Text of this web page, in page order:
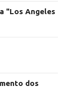
"Los Angeles
dos